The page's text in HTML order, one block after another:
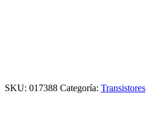
SKU: 017388 Categoría: Transistores